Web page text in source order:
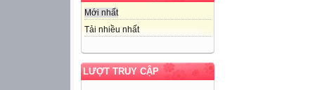
Mới nhất
Tải nhiều nhất
LƯỢT TRUY CẬP